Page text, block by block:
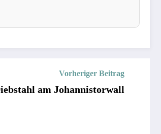
Vorheriger Beitrag
am Johannistorwall